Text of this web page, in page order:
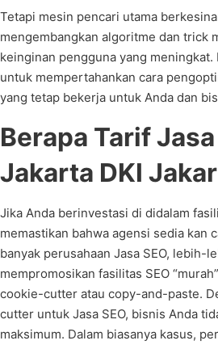
Tetapi mesin pencari utama
mengembangkan algoritme dan trick
keinginan pengguna yang
untuk mempertahankan cara
yang tetap bekerja untuk Anda dan
Berapa Tarif Jasa
Jakarta DKI
Jika Anda berinvestasi di didalam
memastikan bahwa agensi sedia kan
banyak perusahaan Jasa SEO, lebih-
mempromosikan fasilitas SEO
cookie-cutter atau copy-and-paste.
cutter untuk Jasa SEO, bisnis Anda
maksimum. Dalam biasanya kasus,